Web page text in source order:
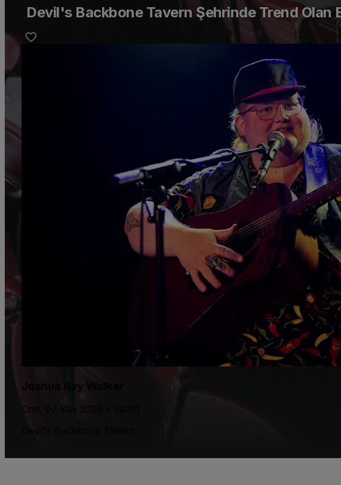
Devil's Backbone Tavern Şehrinde Trend Olan
Joshua Ray Walker
Cmt, 07 Kas 2026 • 20:00